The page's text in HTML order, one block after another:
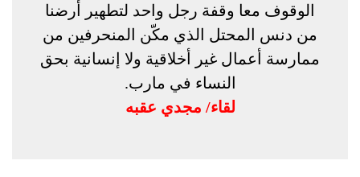
الوقوف معا وقفة رجل واحد لتطهير أرضنا
من دنس المحتل الذي مكّن المنحرفين من
ممارسة أعمال غير أخلاقية ولا إنسانية بحق
النساء في مارب.
لقاء/ مجدي عقبه